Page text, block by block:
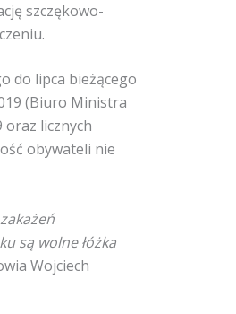
szczękowo-
do lipca bieżącego
(Biuro Ministra
oraz licznych
obywateli nie
są wolne łóżka
Wojciech